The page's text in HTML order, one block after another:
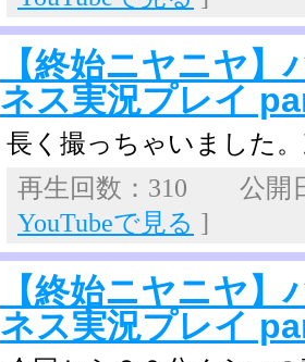
【終始ニヤニヤ
ネス実況プレイ
長く撮っちゃいました
再生回数：310 公
YouTubeで見る ]
【終始ニヤニヤ
ネス実況プレイ